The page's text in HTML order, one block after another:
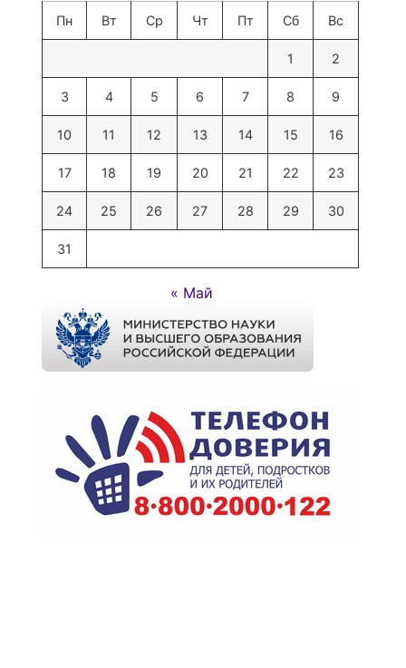
Пн
Вт Ср Чт Пт Сб Вс
1 2
3 4 5 6 7 8 9
10 11 12 13 14 15 16
17 18 19 20 21 22 23
24 25 26 27 28 29 30
31
« Май